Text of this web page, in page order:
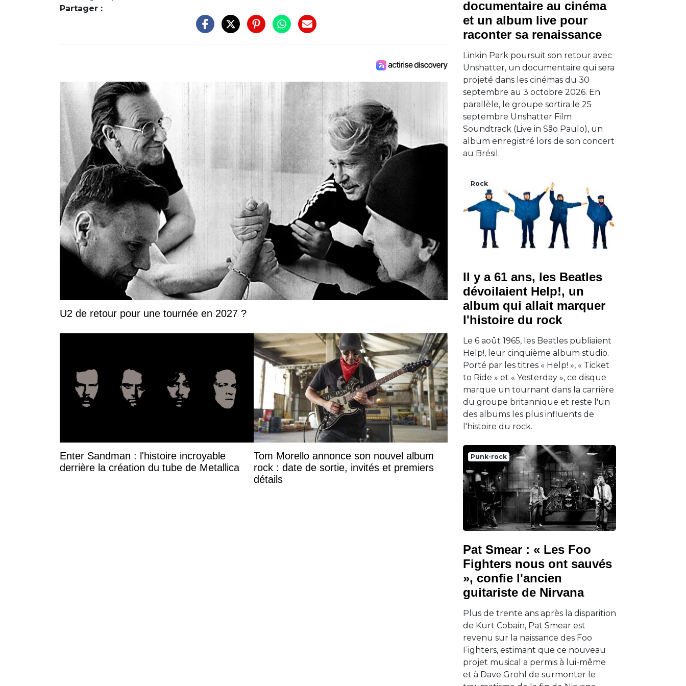
Partager :
U2 de retour pour une tournée en 2027 ?
Enter Sandman : l'histoire incroyable
derrière la création du tube de Metallica
Tom Morello annonce son nouvel album
rock : date de sortie, invités et premiers
détails
documentaire au cinéma
et un album live pour
raconter sa renaissance
Linkin Park poursuit son retour avec
Unshatter, un documentaire qui sera
projeté dans les cinémas du 30
septembre au 3 octobre 2026. En
parallèle, le groupe sortira le 25
septembre Unshatter Film
Soundtrack (Live in São Paulo), un
album enregistré lors de son concert
au Brésil.
Rock
Il y a 61 ans, les Beatles
dévoilaient Help!, un
album qui allait marquer
l'histoire du rock
Le 6 août 1965, les Beatles publiaient
Help!, leur cinquième album studio.
Porté par les titres « Help! », « Ticket
to Ride » et « Yesterday », ce disque
marque un tournant dans la carrière
du groupe britannique et reste l'un
des albums les plus influents de
l'histoire du rock.
Punk-rock
Pat Smear : « Les Foo
Fighters nous ont sauvés
», confie l'ancien
guitariste de Nirvana
Plus de trente ans après la disparition
de Kurt Cobain, Pat Smear est
revenu sur la naissance des Foo
Fighters, estimant que ce nouveau
projet musical a permis à lui-même
et à Dave Grohl de surmonter le